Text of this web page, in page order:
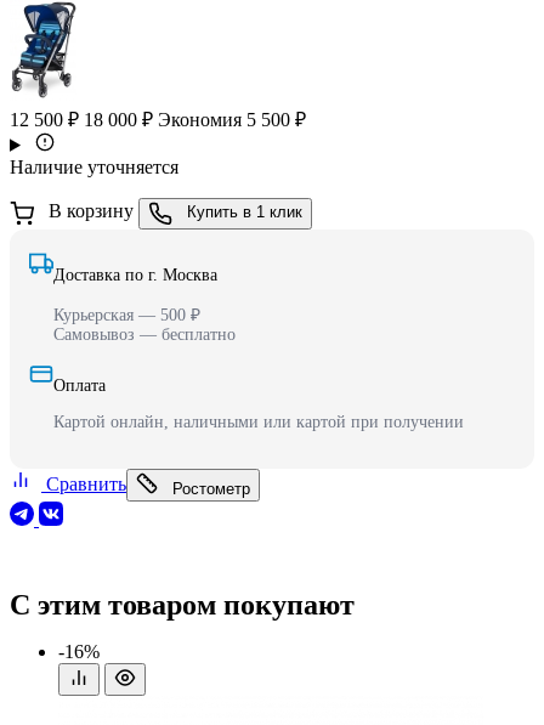
12 500 ₽ 18 000 ₽ Экономия 5 500 ₽
Наличие уточняется
В корзину Купить в 1 клик
Доставка по г. Москва
Курьерская — 500 ₽
Самовывоз — бесплатно
Оплата
Картой онлайн, наличными или картой при получении
Сравнить Ростометр
С этим товаром покупают
-16%